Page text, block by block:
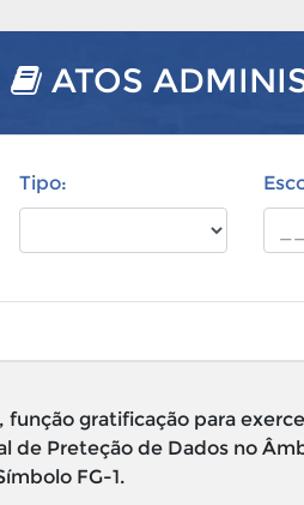
ATOS
Tipo:
gratificação para
de Preteção de Dados no
FG-1.